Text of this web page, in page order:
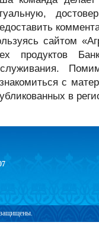
сайтом
продуктов
с
в